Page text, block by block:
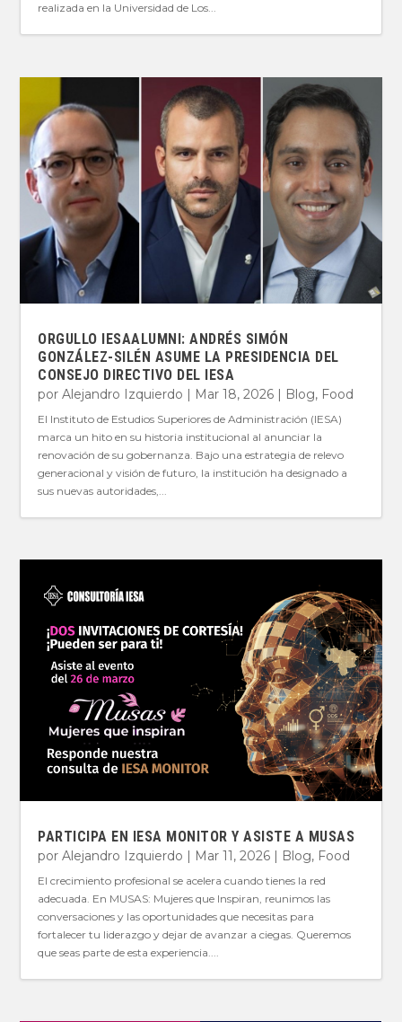
realizada en la Universidad de Los...
ORGULLO IESAALUMNI: ANDRÉS SIMÓN
GONZÁLEZ-SILÉN ASUME LA PRESIDENCIA DEL
CONSEJO DIRECTIVO DEL IESA
porAlejandro Izquierdo | Mar 18, 2026 | Blog, Food
El Instituto de Estudios Superiores de Administración (IESA)
marca un hito en su historia institucional al anunciar la
renovación de su gobernanza. Bajo una estrategia de relevo
generacional y visión de futuro, la institución ha designado a
sus nuevas autoridades,...
PARTICIPA EN IESA MONITOR Y ASISTE A MUSAS
porAlejandro Izquierdo | Mar 11, 2026 | Blog, Food
El crecimiento profesional se acelera cuando tienes la red
adecuada. En MUSAS: Mujeres que Inspiran, reunimos las
conversaciones y las oportunidades que necesitas para
fortalecer tu liderazgo y dejar de avanzar a ciegas. Queremos
que seas parte de esta experiencia....